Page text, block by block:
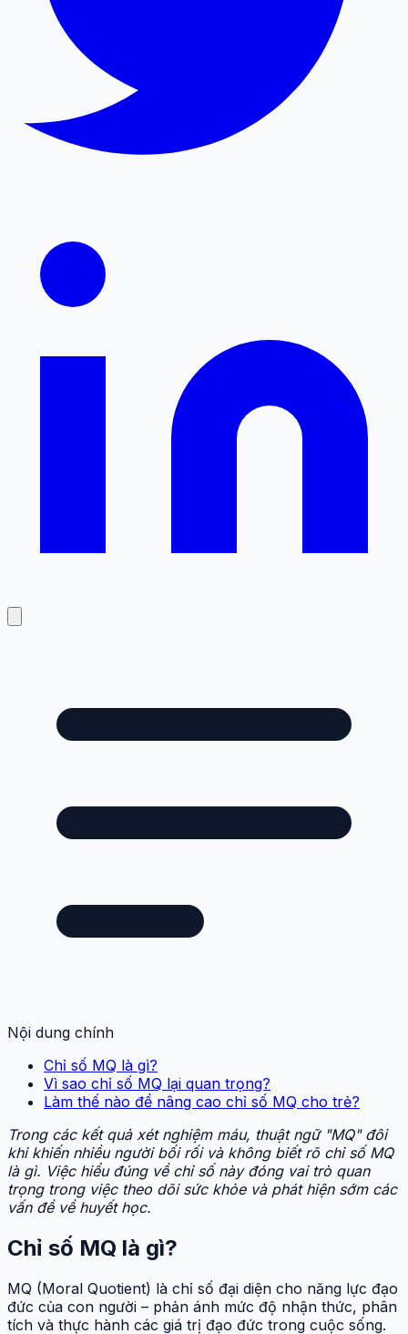
Nội dung chính
Chỉ số MQ là gì?
Vì sao chỉ số MQ lại quan trọng?
Làm thế nào để nâng cao chỉ số MQ cho trẻ?
Trong các kết quả xét nghiệm máu, thuật ngữ "MQ" đôi
khi khiến nhiều người bối rối và không biết rõ chỉ số MQ
là gì. Việc hiểu đúng về chỉ số này đóng vai trò quan
trọng trong việc theo dõi sức khỏe và phát hiện sớm các
vấn đề về huyết học.
Chỉ số MQ là gì?
MQ (Moral Quotient) là chỉ số đại diện cho năng lực đạo
đức của con người – phản ánh mức độ nhận thức, phân
tích và thực hành các giá trị đạo đức trong cuộc sống.